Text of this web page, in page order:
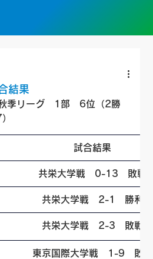
結果
季リーグ　1部　6位（2勝
試合結果
共栄大学戦　0-13　敗戦
共栄大学戦　2-1　勝利
共栄大学戦　2-3　敗戦
東京国際大学戦　1-9　敗戦